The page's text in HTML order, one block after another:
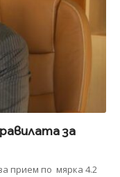
за
прием по мярка 4.2